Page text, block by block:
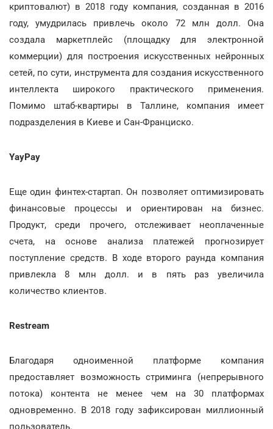
криптовалют) в 2018 году компания, созданная в 2016
году, умудрилась привлечь около 72 млн долл. Она
создала маркетплейс (площадку для электронной
коммерции) для построения искусственных нейронных
сетей, по сути, инструмента для создания искусственного
интеллекта широкого практического применения.
Помимо штаб-квартиры в Таллине, компания имеет
подразделения в Киеве и Сан-Франциско.
YayPay
Еще один финтех-стартап. Он позволяет оптимизировать
финансовые процессы и ориентирован на бизнес.
Продукт, среди прочего, отслеживает неоплаченные
счета, на основе анализа платежей прогнозирует
поступление средств. В ходе второго раунда компания
привлекла 8 млн долл. и в пять раз увеличила
количество клиентов.
Restream
Благодаря одноименной платформе компания
предоставляет возможность стриминга (непрерывного
потока) контента не менее чем на 30 платформах
одновременно. В 2018 году зафиксирован миллионный
пользователь.